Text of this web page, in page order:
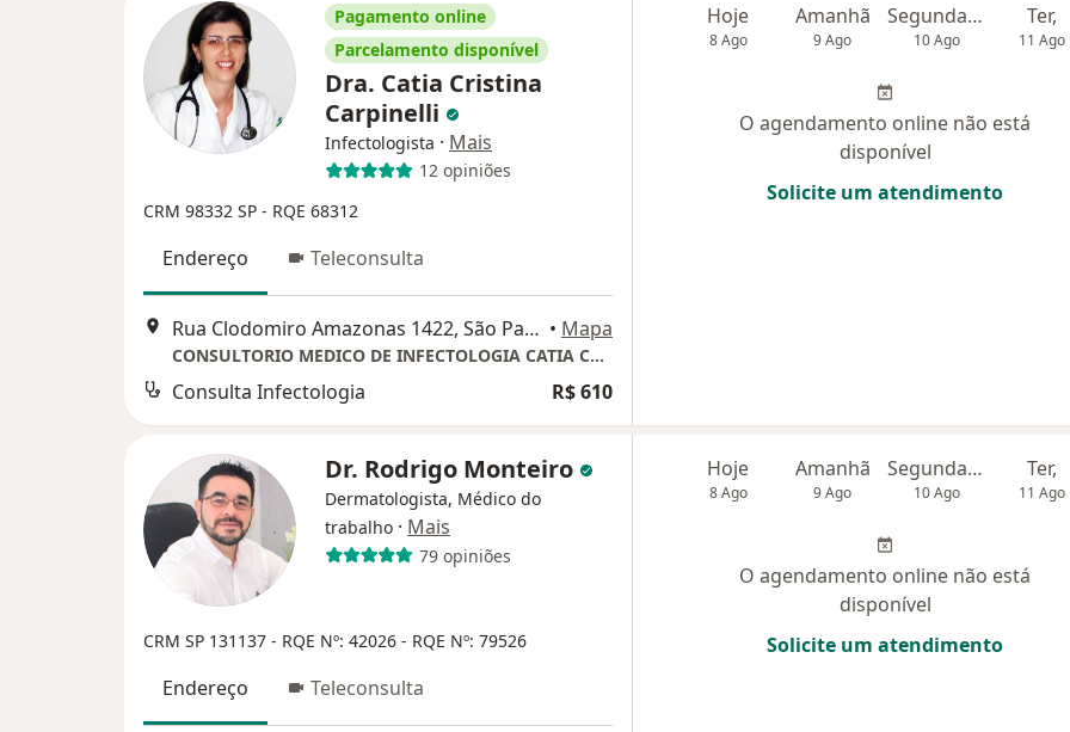
Pagamento online
Parcelamento disponível
Dra. Catia Cristina
Carpinelli
Infectologista · Mais
12 opiniões
CRM 98332 SP - RQE 68312
Endereço Teleconsulta
Rua Clodomiro Amazonas 1422, São Paulo • Mapa
CONSULTORIO MEDICO DE INFECTOLOGIA CATIA CARPINELLI
Consulta Infectologia R$ 610
Hoje
8 Ago
Amanhã
9 Ago
Segunda-feira
10 Ago
Ter,
11 Ago
O agendamento online não está
disponível
Solicite um atendimento
Dr. Rodrigo Monteiro
Dermatologista, Médico do
trabalho · Mais
79 opiniões
CRM SP 131137 - RQE Nº: 42026 - RQE Nº: 79526
Endereço Teleconsulta
Hoje
8 Ago
Amanhã
9 Ago
Segunda-feira
10 Ago
Ter,
11 Ago
O agendamento online não está
disponível
Solicite um atendimento